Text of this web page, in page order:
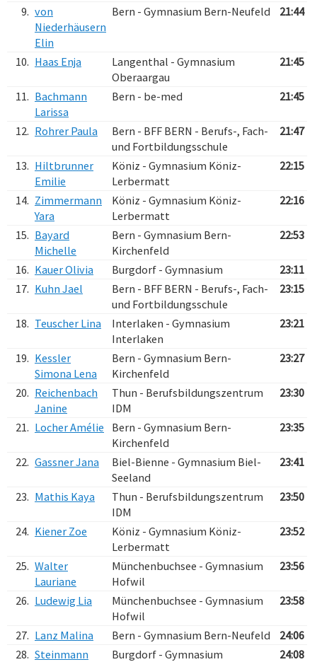
9. von
Niederhäusern
Elin
Bern - Gymnasium Bern-Neufeld 21:44
10. Haas Enja
Langenthal - Gymnasium
Oberaargau
21:45
11. Bachmann
Larissa
Bern - be-med 21:45
12. Rohrer Paula
Bern - BFF BERN - Berufs-, Fach-
und Fortbildungsschule
21:47
13. Hiltbrunner
Emilie
Köniz - Gymnasium Köniz-
Lerbermatt
22:15
14. Zimmermann
Yara
Köniz - Gymnasium Köniz-
Lerbermatt
22:16
15. Bayard
Michelle
Bern - Gymnasium Bern-
Kirchenfeld
22:53
16. Kauer Olivia Burgdorf - Gymnasium
23:11
17. Kuhn Jael
Bern - BFF BERN - Berufs-, Fach-
und Fortbildungsschule
23:15
18. Teuscher Lina
Interlaken - Gymnasium
Interlaken
23:21
19. Kessler
Simona Lena
Bern - Gymnasium Bern-
Kirchenfeld
23:27
20. Reichenbach
Janine
Thun - Berufsbildungszentrum
IDM
23:30
21. Locher Amélie
Bern - Gymnasium Bern-
Kirchenfeld
23:35
22. Gassner Jana
Biel-Bienne - Gymnasium Biel-
Seeland
23:41
23. Mathis Kaya
Thun - Berufsbildungszentrum
IDM
23:50
24. Kiener Zoe
Köniz - Gymnasium Köniz-
Lerbermatt
23:52
25. Walter
Lauriane
Münchenbuchsee - Gymnasium
Hofwil
23:56
26. Ludewig Lia
Münchenbuchsee - Gymnasium
Hofwil
23:58
27. Lanz Malina Bern - Gymnasium Bern-Neufeld
24:06
28. Steinmann
Burgdorf - Gymnasium 24:08